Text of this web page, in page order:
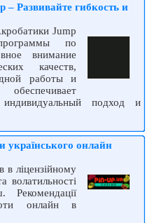
Развивайте гибкость и
Jump
по
внимание
качеств,
работы и
индивидуальный подход и
українського онлайн
в ліцензійному
Рекомендації
онлайн в